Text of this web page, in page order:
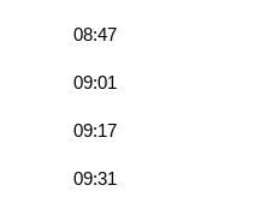
08:47
09:01
09:17
09:31